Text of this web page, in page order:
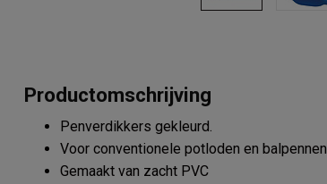
Productomschrijving
Penverdikkers gekleurd.
Voor conventionele potloden en balpennen
Gemaakt van zacht PVC